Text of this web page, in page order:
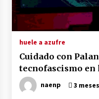
BofA
el fin del
Policía
protesta
13
huele a azufre
Cuidado con
tecnofascismo en
naenp 3